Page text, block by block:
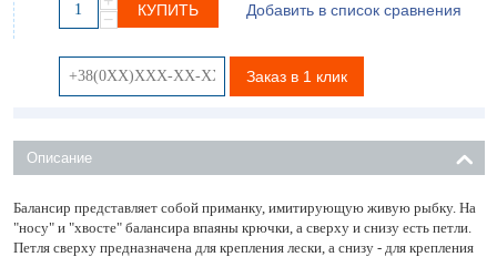
−
КУПИТЬ Добавить в список сравнения
Заказ в 1 клик
Описание
Балансир представляет собой приманку, имитирующую живую рыбку. На
"носу" и "хвосте" балансира впаяны крючки, а сверху и снизу есть петли.
Петля сверху предназначена для крепления лески, а снизу - для крепления